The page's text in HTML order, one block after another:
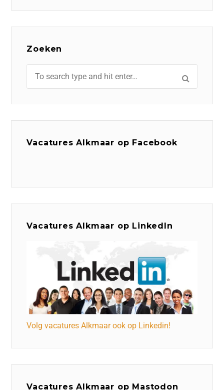
Zoeken
Vacatures Alkmaar op Facebook
Vacatures Alkmaar op LinkedIn
Volg vacatures Alkmaar ook op Linkedin!
Vacatures Alkmaar op Mastodon